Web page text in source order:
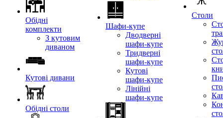
Обідні
комплекти
З кутовим
диваном
Кутові дивани
Обідні столи
Шафи-купе
Дводверні
шафи-купе
Тридверні
шафи-купе
Кутові
шафи-купе
Лінійні
шафи-купе
Столи